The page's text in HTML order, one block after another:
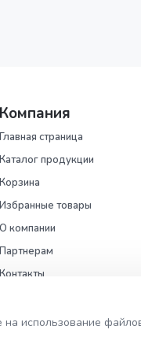
Компания
Главная страница
Каталог продукции
Корзина
Избранные товары
О компании
Партнерам
Контакты
на использование